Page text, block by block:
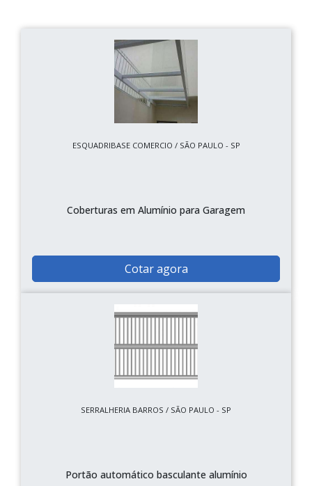
ESQUADRIBASE COMERCIO / SÃO PAULO - SP
Coberturas em Alumínio para Garagem
Cotar agora
SERRALHERIA BARROS / SÃO PAULO - SP
Portão automático basculante alumínio